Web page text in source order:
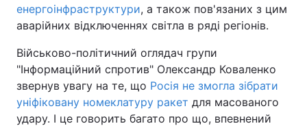
енергоінфраструктури, а також пов'язаних з цим
аварійних відключеннях світла в ряді регіонів.
Військово-політичний оглядач групи
"Інформаційний спротив" Олександр Коваленко
звернув увагу на те, що Росія не змогла зібрати
уніфіковану номеклатуру ракет для масованого
удару. І це говорить багато про що, впевнений